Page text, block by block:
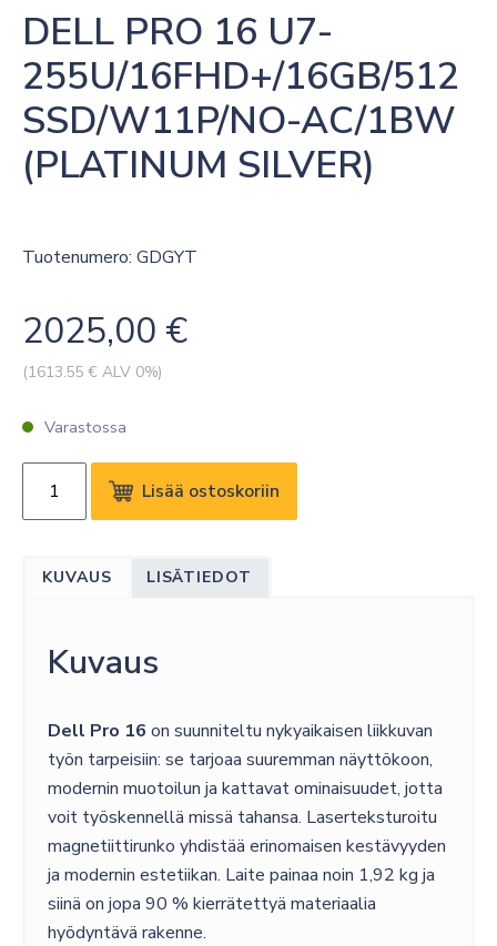
DELL PRO 16 U7-
255U/16FHD+/16GB/512
SSD/W11P/NO-AC/1BW
(PLATINUM SILVER)
Tuotenumero: GDGYT
2025,00 €
(1613.55 € ALV 0%)
Varastossa
PRO
(PLATINUM
SILVER)
Lisää ostoskoriin
KUVAUS LISÄTIEDOT
Kuvaus
Dell Pro 16 on suunniteltu nykyaikaisen liikkuvan
työn tarpeisiin: se tarjoaa suuremman näyttökoon,
modernin muotoilun ja kattavat ominaisuudet, jotta
voit työskennellä missä tahansa. Laserteksturoitu
magnetiittirunko yhdistää erinomaisen kestävyyden
ja modernin estetiikan. Laite painaa noin 1,92 kg ja
siinä on jopa 90 % kierrätettyä materiaalia
hyödyntävä rakenne.